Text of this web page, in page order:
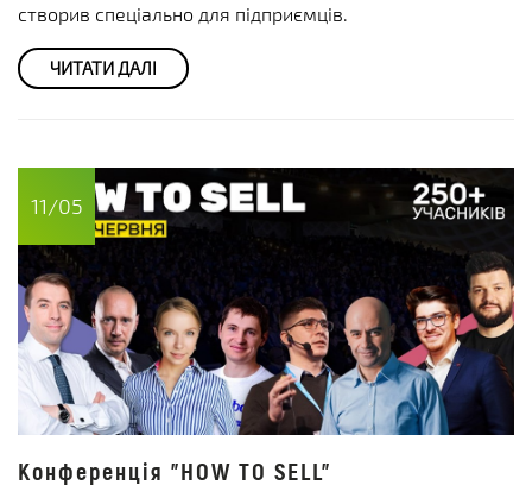
створив спеціально для підприємців.
ЧИТАТИ ДАЛІ
11/05
Конференція "HOW TO SELL"